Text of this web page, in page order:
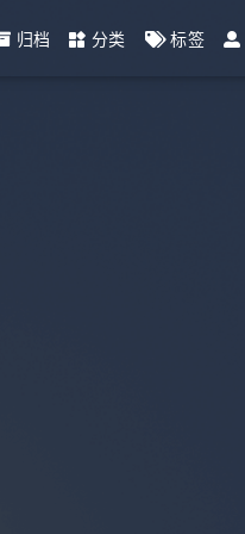
归档 分类 标签